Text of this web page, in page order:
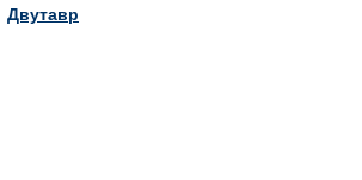
Двутавр